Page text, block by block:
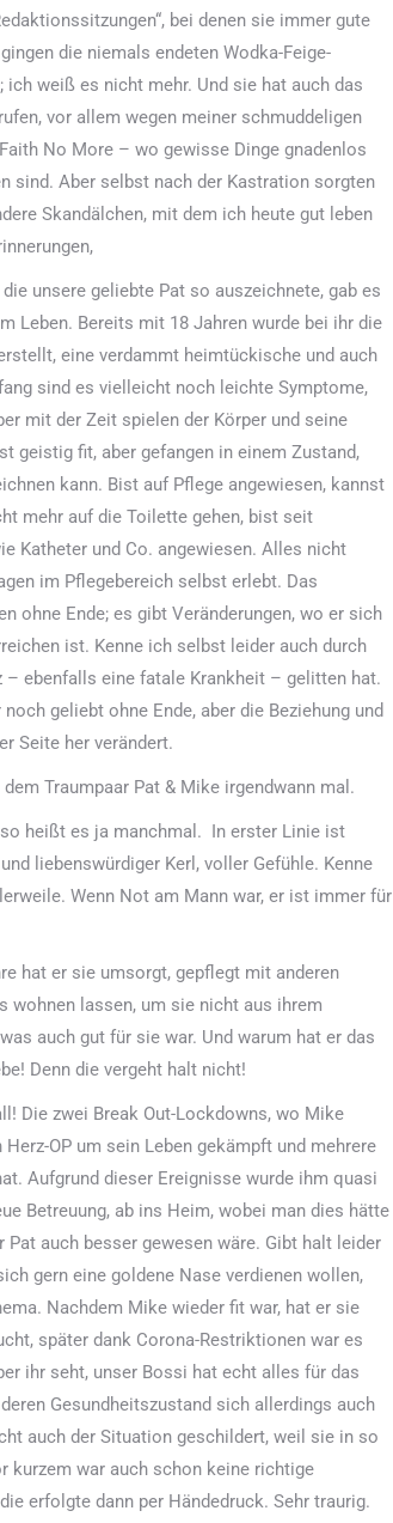
bei denen sie immer gute
die niemals endeten Wodka-Feige-
ich weiß es nicht mehr. Und sie hat auch das
vor allem wegen meiner schmuddeligen
No More – wo gewisse Dinge gnadenlos
sind. Aber selbst nach der Kastration sorgten
Skandälchen, mit dem ich heute gut leben
unsere geliebte Pat so auszeichnete, gab es
Leben. Bereits mit 18 Jahren wurde bei ihr die
eine verdammt heimtückische und auch
sind es vielleicht noch leichte Symptome,
mit der Zeit spielen der Körper und seine
geistig fit, aber gefangen in einem Zustand,
kann. Bist auf Pflege angewiesen, kannst
mehr auf die Toilette gehen, bist seit
Katheter und Co. angewiesen. Alles nicht
im Pflegebereich selbst erlebt. Das
ohne Ende; es gibt Veränderungen, wo er sich
ist. Kenne ich selbst leider auch durch
– ebenfalls eine fatale Krankheit – gelitten hat.
geliebt ohne Ende, aber die Beziehung und
Seite her verändert.
Traumpaar Pat & Mike irgendwann mal.
so heißt es ja manchmal. In erster Linie ist
liebenswürdiger Kerl, voller Gefühle. Kenne
Wenn Not am Mann war, er ist immer für
hat er sie umsorgt, gepflegt mit anderen
wohnen lassen, um sie nicht aus ihrem
auch gut für sie war. Und warum hat er das
Denn die vergeht halt nicht!
Die zwei Break Out-Lockdowns, wo Mike
OP um sein Leben gekämpft und mehrere
Aufgrund dieser Ereignisse wurde ihm quasi
Betreuung, ab ins Heim, wobei man dies hätte
Pat auch besser gewesen wäre. Gibt halt leider
gern eine goldene Nase verdienen wollen,
Nachdem Mike wieder fit war, hat er sie
später dank Corona-Restriktionen war es
ihr seht, unser Bossi hat echt alles für das
Gesundheitszustand sich allerdings auch
auch der Situation geschildert, weil sie in so
kurzem war auch schon keine richtige
erfolgte dann per Händedruck. Sehr traurig.